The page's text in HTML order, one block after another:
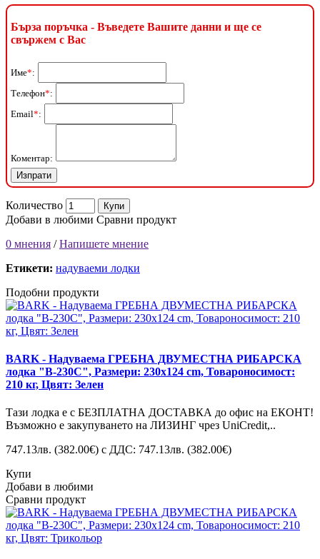
Бърза поръчка - Въведете Вашите данни и ще се
свържем с Вас
Име*:
Телефон*:
Email*:
Коментар:
Количество Купи
Добави в любими Сравни продукт
0 мнения /Напишете мнение
Етикети: надуваеми лодки
Подобни продукти
BARK - Надуваема ГРЕБНА ДВУМЕСТНА РИБАРСКА
лодка "B-230C", Размери: 230x124 cm, Товароносимост:
210 кг, Цвят: Зелен
Тази лодка е с БЕЗПЛАТНА ДОСТАВКА до офис на ЕКОНТ!
Възможно е закупуването на ЛИЗИНГ чрез UniCredit,..
747.13лв. (382.00€) с ДДС: 747.13лв. (382.00€)
Купи
Добави в любими
Сравни продукт